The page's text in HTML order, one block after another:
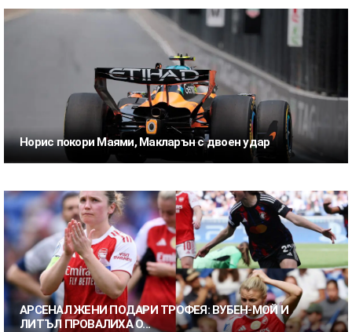
Норис покори Маями, Макларън с двоен удар
АРСЕНАЛ ЖЕНИ ПОДАРИ ТРОФЕЯ: ВУБЕН-МОЙ И
ЛИТЪЛ ПРОВАЛИХА О...